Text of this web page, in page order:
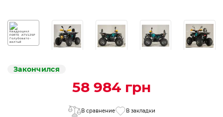
Закончился
58 984 грн
В сравнение В закладки